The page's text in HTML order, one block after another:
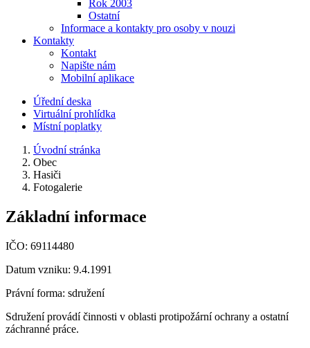
Rok 2003
Ostatní
Informace a kontakty pro osoby v nouzi
Kontakty
Kontakt
Napište nám
Mobilní aplikace
Úřední deska
Virtuální prohlídka
Místní poplatky
Úvodní stránka
Obec
Hasiči
Fotogalerie
Základní informace
IČO: 69114480
Datum vzniku: 9.4.1991
Právní forma: sdružení
Sdružení provádí činnosti v oblasti protipožární ochrany a ostatní
záchranné práce.